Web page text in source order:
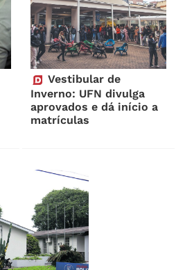
Vestibular de
Inverno: UFN divulga
aprovados e dá início a
matrículas